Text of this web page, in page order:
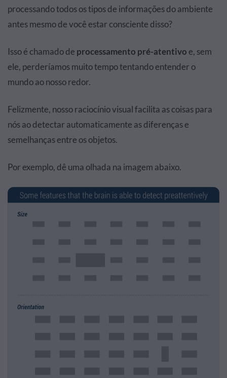
processando todos os tipos de informações do ambiente
antes mesmo de você estar consciente disso?
Isso é chamado de processamento pré-atentivo e, sem
ele, perderíamos muito tempo tentando entender o
mundo ao nosso redor.
Felizmente, nosso raciocínio visual facilita as coisas para
nós ao detectar automaticamente as diferenças e
semelhanças entre os objetos.
Por exemplo, dê uma olhada na imagem abaixo.